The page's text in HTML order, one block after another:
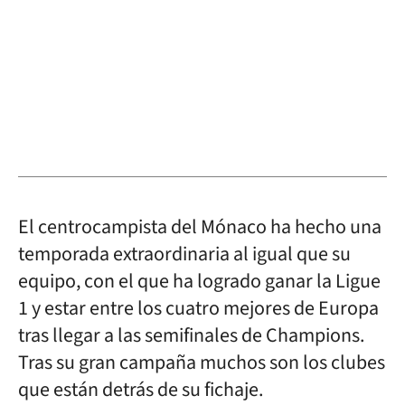
El centrocampista del Mónaco ha hecho una
temporada extraordinaria al igual que su
equipo, con el que ha logrado ganar la Ligue
1 y estar entre los cuatro mejores de Europa
tras llegar a las semifinales de Champions.
Tras su gran campaña muchos son los clubes
que están detrás de su fichaje.